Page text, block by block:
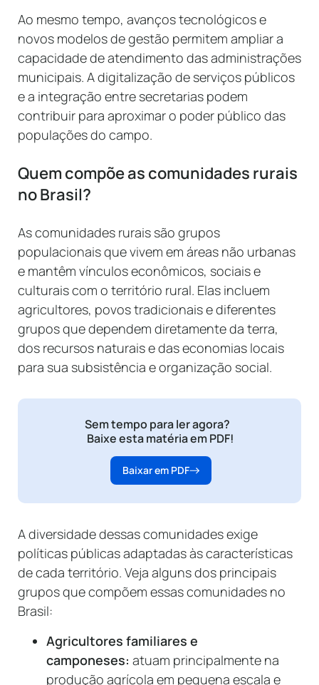
Ao mesmo tempo, avanços tecnológicos e
novos modelos de gestão permitem ampliar a
capacidade de atendimento das administrações
municipais. A digitalização de serviços públicos
e a integração entre secretarias podem
contribuir para aproximar o poder público das
populações do campo.
Quem compõe as comunidades rurais
no Brasil?
As comunidades rurais são grupos
populacionais que vivem em áreas não urbanas
e mantêm vínculos econômicos, sociais e
culturais com o território rural. Elas incluem
agricultores, povos tradicionais e diferentes
grupos que dependem diretamente da terra,
dos recursos naturais e das economias locais
para sua subsistência e organização social.
Sem tempo para ler agora?
Baixe esta matéria em PDF!
Baixar em PDF
A diversidade dessas comunidades exige
políticas públicas adaptadas às características
de cada território. Veja alguns dos principais
grupos que compõem essas comunidades no
Brasil:
Agricultores familiares e
camponeses: atuam principalmente na
produção agrícola em pequena escala e